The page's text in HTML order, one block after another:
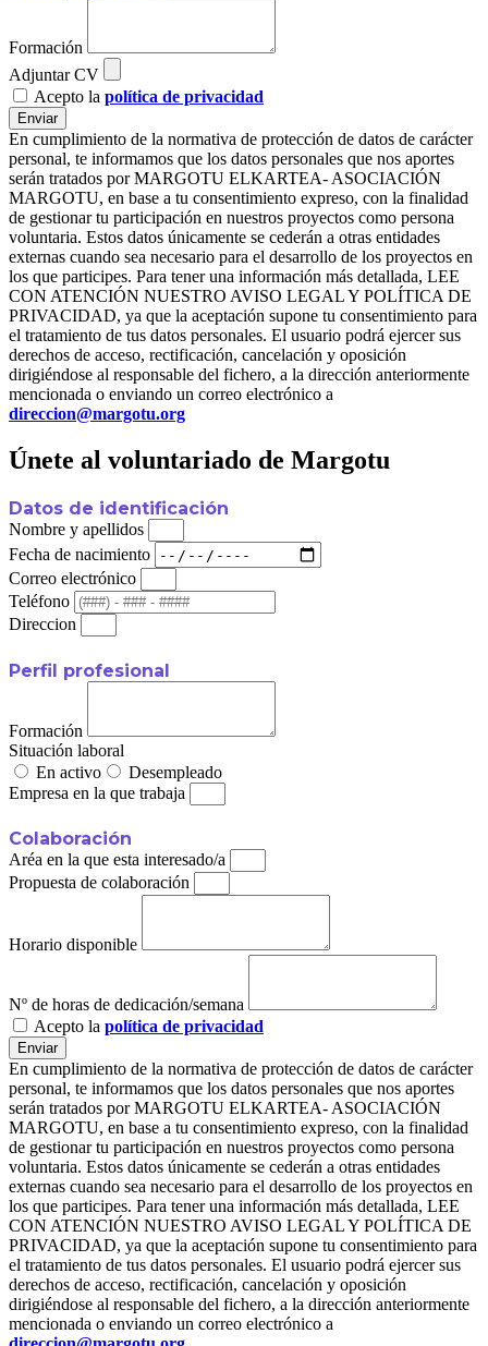
Formación
Adjuntar CV
Acepto la política de privacidad
Enviar
En cumplimiento de la normativa de protección de datos de carácter
personal, te informamos que los datos personales que nos aportes
serán tratados por MARGOTU ELKARTEA- ASOCIACIÓN
MARGOTU, en base a tu consentimiento expreso, con la finalidad
de gestionar tu participación en nuestros proyectos como persona
voluntaria. Estos datos únicamente se cederán a otras entidades
externas cuando sea necesario para el desarrollo de los proyectos en
los que participes. Para tener una información más detallada, LEE
CON ATENCIÓN NUESTRO AVISO LEGAL Y POLÍTICA DE
PRIVACIDAD, ya que la aceptación supone tu consentimiento para
el tratamiento de tus datos personales. El usuario podrá ejercer sus
derechos de acceso, rectificación, cancelación y oposición
dirigiéndose al responsable del fichero, a la dirección anteriormente
mencionada o enviando un correo electrónico a
direccion@margotu.org
Únete al voluntariado de Margotu
Datos de identificación
Nombre y apellidos
Fecha de nacimiento
Correo electrónico
Teléfono
Direccion
Perfil profesional
Formación
Situación laboral
En activo
Desempleado
Empresa en la que trabaja
Colaboración
Aréa en la que esta interesado/a
Propuesta de colaboración
Horario disponible
Nº de horas de dedicación/semana
Acepto la política de privacidad
Enviar
En cumplimiento de la normativa de protección de datos de carácter
personal, te informamos que los datos personales que nos aportes
serán tratados por MARGOTU ELKARTEA- ASOCIACIÓN
MARGOTU, en base a tu consentimiento expreso, con la finalidad
de gestionar tu participación en nuestros proyectos como persona
voluntaria. Estos datos únicamente se cederán a otras entidades
externas cuando sea necesario para el desarrollo de los proyectos en
los que participes. Para tener una información más detallada, LEE
CON ATENCIÓN NUESTRO AVISO LEGAL Y POLÍTICA DE
PRIVACIDAD, ya que la aceptación supone tu consentimiento para
el tratamiento de tus datos personales. El usuario podrá ejercer sus
derechos de acceso, rectificación, cancelación y oposición
dirigiéndose al responsable del fichero, a la dirección anteriormente
mencionada o enviando un correo electrónico a